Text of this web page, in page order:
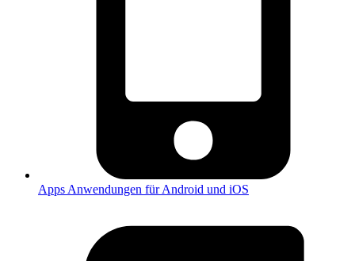
Apps Anwendungen für Android und iOS